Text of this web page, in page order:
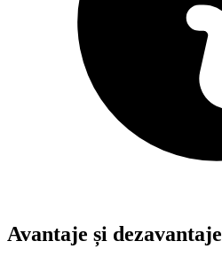
Avantaje și dezavantaje